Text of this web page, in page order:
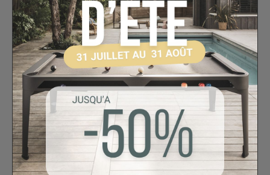
véritables expériences musicales.
Pensée pour vous simplifier la vie, la
Budapest Hêtrepropose également un
chargeur sans fil intégré (jusqu’à 10 W)
pour recharger facilement votre téléphone
compatible. Pour vos autres appareils, une
prise USB 5V/2Aest également disponible
afin d’assurer un chargement rapide et
efficace.
À la croisée de l’ameublement et de la
haute technologie, cette table audio
intelligentedeviendra vite un élément
incontournable de votre salon ou de votre
chambre, associantpraticité, design et
confort d’écoute